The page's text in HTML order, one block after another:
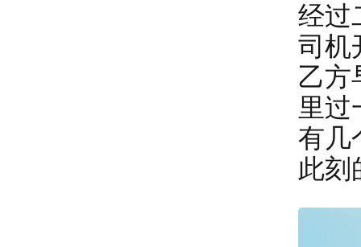
经过
司机
乙方
里过
有几
此刻